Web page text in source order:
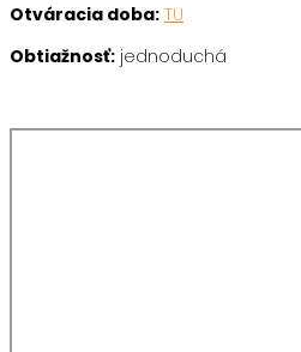
Otváracia doba: TU
Obtiažnosť: jednoduchá